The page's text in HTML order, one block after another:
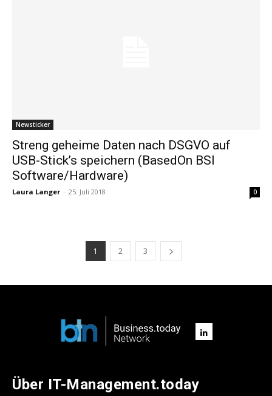
Newsticker
Streng geheime Daten nach DSGVO auf
USB-Stick’s speichern (BasedOn BSI
Software/Hardware)
Laura Langer - 25. Juli 2018 0
1 2 3
Über IT-Management.today